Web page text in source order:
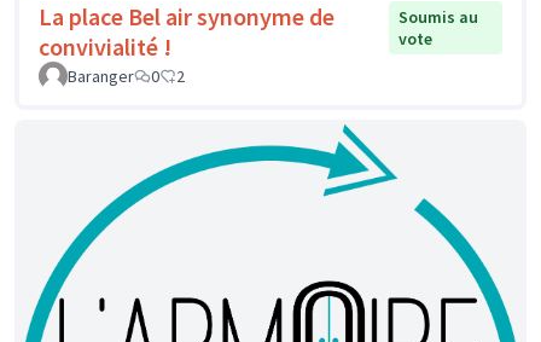
La place Bel air synonyme de
convivialité !
Soumis au
vote
Baranger
0 2